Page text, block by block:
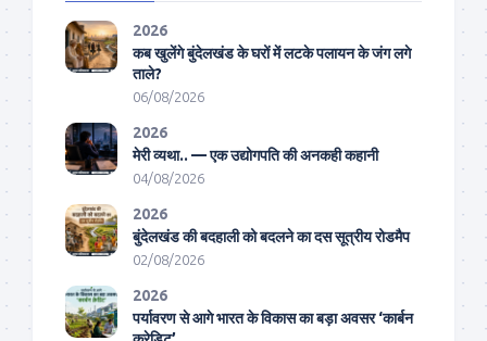
2026
कब खुलेंगे बुंदेलखंड के घरों में लटके पलायन के जंग लगे
ताले?
06/08/2026
2026
मेरी व्यथा.. — एक उद्योगपति की अनकही कहानी
04/08/2026
2026
बुंदेलखंड की बदहाली को बदलने का दस सूत्रीय रोडमैप
02/08/2026
2026
पर्यावरण से आगे भारत के विकास का बड़ा अवसर ‘कार्बन